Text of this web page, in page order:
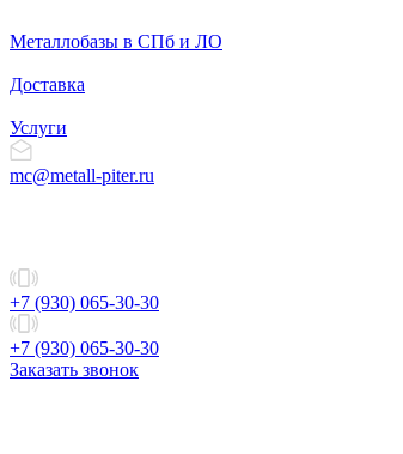
Металлобазы в СПб и ЛО
Доставка
Услуги
mc@metall-piter.ru
+7 (930) 065-30-30
+7 (930) 065-30-30
Заказать звонок